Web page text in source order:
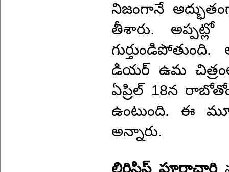
నిజంగానే
తీశారు.
డియర్ ఉమ
ఏప్రిల్ 18న
ఉంటుంది. ఈ
అన్నారు.
లిరిసిస్ట్ పూర్ణాచారి